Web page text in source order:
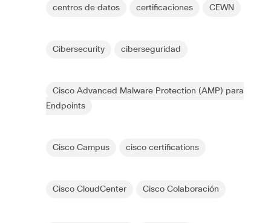
centros de datos certificaciones CEWN
Cibersecurity ciberseguridad
Cisco Advanced Malware Protection (AMP) para
Endpoints
Cisco Campus cisco certifications
Cisco CloudCenter Cisco Colaboración